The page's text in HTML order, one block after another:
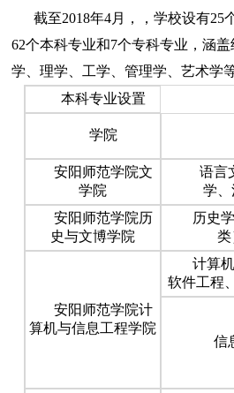
截至2018年4月，，学校设有25
62个本科专业和7个专科专业，涵
学、理学、工学、管理学、艺术学
本科专业设置
学院
安阳师范学院文
学院
语言
学、
安阳师范学院历
史与文博学院
历史
类
安阳师范学院计
算机与信息工程学院
计算
软件工程
信